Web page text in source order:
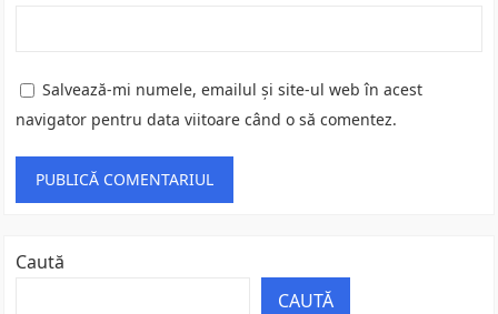
Salvează-mi numele, emailul și site-ul web în acest
navigator pentru data viitoare când o să comentez.
Caută
CAUTĂ